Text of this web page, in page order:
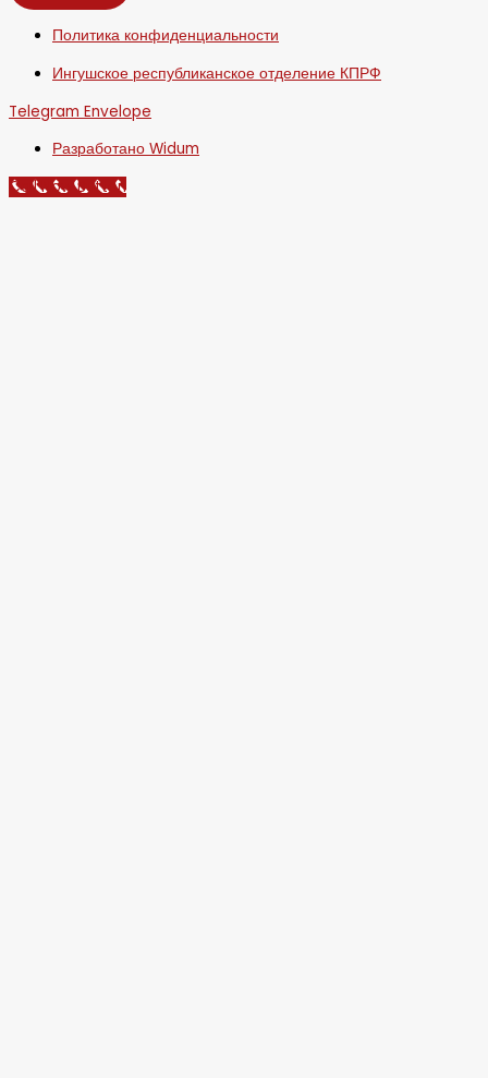
Политика конфиденциальности
Ингушское республиканское отделение КПРФ
Telegram Envelope
Разработано Widum
Call Now Button